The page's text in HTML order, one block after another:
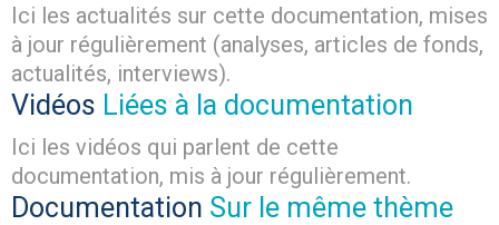
Ici les actualités sur cette documentation, mises
à jour régulièrement (analyses, articles de fonds,
actualités, interviews).
Vidéos Liées à la documentation
Ici les vidéos qui parlent de cette
documentation, mis à jour régulièrement.
Documentation Sur le même thème